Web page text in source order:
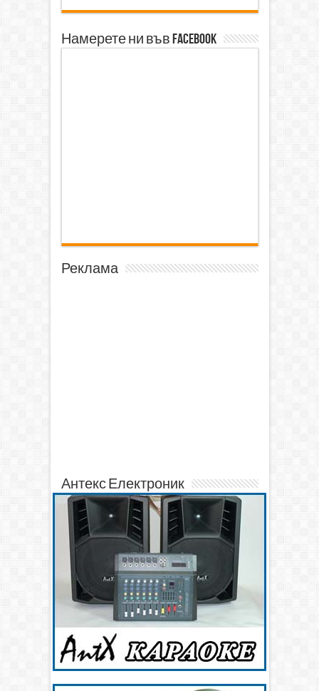
Намерете ни във Facebook
Реклама
Антекс Електроник